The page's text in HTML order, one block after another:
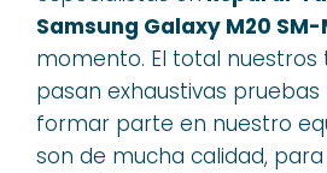
Samsung Galaxy M20 SM-
momento. El total nuestros
pasan exhaustivas
formar parte en nuestro
son de mucha calidad,